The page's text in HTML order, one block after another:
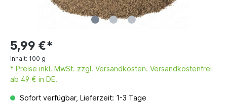
5,99 €*
Inhalt: 100 g
* Preise inkl. MwSt. zzgl. Versandkosten. Versandkostenfrei
ab 49 € in DE.
Sofort verfügbar, Lieferzeit: 1-3 Tage